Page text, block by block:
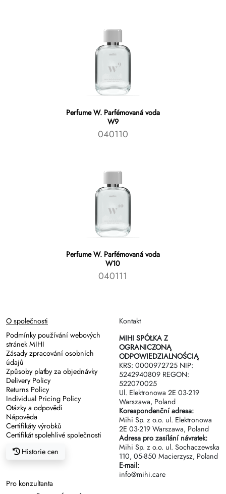
Perfume W. Parfémovaná voda
W9
040110
Perfume W. Parfémovaná voda
W10
040111
O společnosti
Podmínky používání webových
stránek MIHI
Zásady zpracování osobních
údajů
Způsoby platby za objednávky
Delivery Policy
Returns Policy
Individual Pricing Policy
Otázky a odpovědi
Nápověda
Certifikáty výrobků
Certifikát spolehlivé společnosti
Historie cen
Kontakt
MIHI SPÓŁKA Z
OGRANICZONĄ
ODPOWIEDZIALNOŚCIĄ
KRS: 0000972725 NIP:
5242940809 REGON:
522070025
Ul. Elektronowa 2Е 03-219
Warszawa, Poland
Korespondenční adresa:
Mihi Sp. z o.o. ul. Elektronowa
2Е 03-219 Warszawa, Poland
Adresa pro zasílání návratek:
Mihi Sp. z o.o. ul. Sochaczewska
110, 05-850 Macierzysz, Poland
E-mail:
info@mihi.care
Pro konzultanta